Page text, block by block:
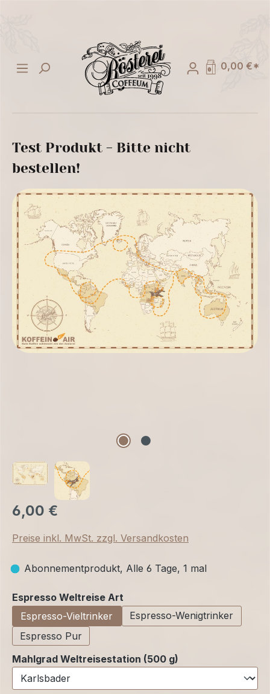
0,00 €*
Test Produkt - Bitte nicht
bestellen!
6,00 €
Preise inkl. MwSt. zzgl. Versandkosten
Abonnementprodukt, Alle 6 Tage, 1 mal
Espresso Weltreise Art
Espresso-Vieltrinker
Espresso-Wenigtrinker
Espresso Pur
Mahlgrad Weltreisestation (500 g)